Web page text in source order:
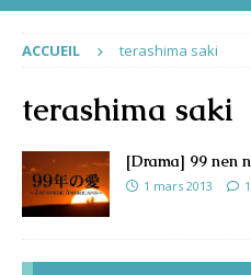
ACCUEIL terashima saki
terashima saki
[Drama] 99 nen
1 mars 2013 1